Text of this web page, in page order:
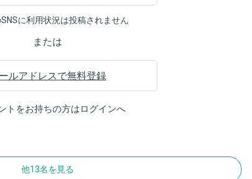
に利用状況は投稿されません
または
ルアドレスで無料登録
トをお持ちの方はログインへ
他13名を見る